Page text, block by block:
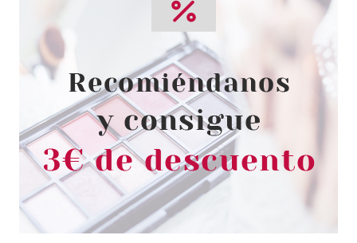
PLUS ONE KEGEL TRAINER
VIBRADOR PARA SUELO
PELVICO 1 UD
Pvr 59.99€
-33%
desde
39.95€